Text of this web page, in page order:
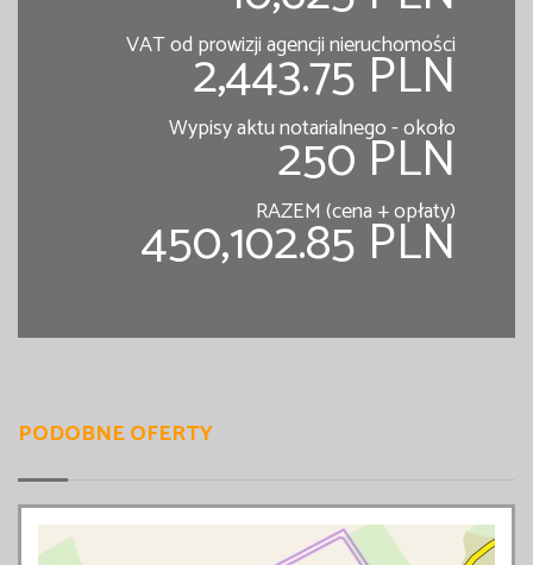
VAT od prowizji agencji nieruchomości
2,443.75 PLN
Wypisy aktu notarialnego - około
250 PLN
RAZEM (cena + opłaty)
450,102.85 PLN
PODOBNE OFERTY